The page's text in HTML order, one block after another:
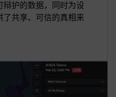
辩护的数据，同时为设
了共享、可信的真相来